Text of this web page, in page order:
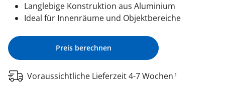
Langlebige Konstruktion aus Aluminium
Ideal für Innenräume und Objektbereiche
Preis berechnen
Voraussichtliche Lieferzeit 4-7 Wochen 1